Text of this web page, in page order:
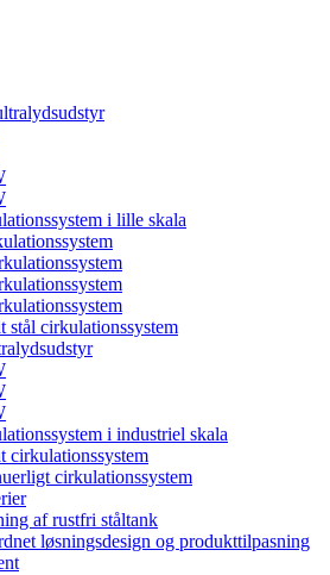
i lille skala
stål cirkulationssystem
i industriel skala
cirkulationssystem
cirkulationssystem
af rustfri ståltank
løsningsdesign og produkttilpasning